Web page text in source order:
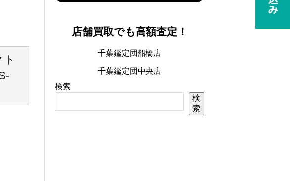
店舗買取でも高額査定！
千葉鑑定団船橋店
千葉鑑定団中央店
検索
検
索